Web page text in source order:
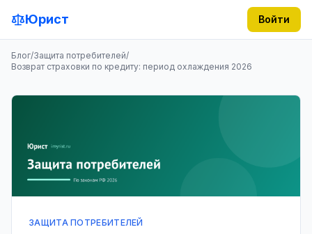
Юрист Войти
Блог/Защита потребителей/
Возврат страховки по кредиту: период охлаждения 2026
ЗАЩИТА ПОТРЕБИТЕЛЕЙ